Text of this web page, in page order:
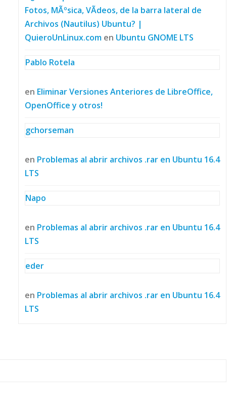
Fotos, MÃºsica, VÃ­deos, de la barra lateral de
Archivos (Nautilus) Ubuntu? |
QuieroUnLinux.com en Ubuntu GNOME LTS
Pablo Rotela
en Eliminar Versiones Anteriores de LibreOffice,
OpenOffice y otros!
gchorseman
en Problemas al abrir archivos .rar en Ubuntu 16.4
LTS
Napo
en Problemas al abrir archivos .rar en Ubuntu 16.4
LTS
eder
en Problemas al abrir archivos .rar en Ubuntu 16.4
LTS